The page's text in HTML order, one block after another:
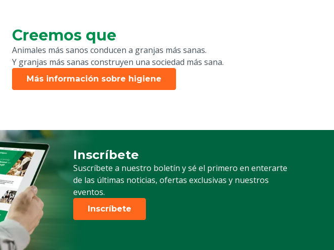
Creemos que
Animales más sanos conducen a granjas más sanas.
Y granjas más sanas construyen una sociedad más sana.
Más información sobre higiene
Inscríbete
Suscríbete a nuestro boletín y sé el primero en enterarte
de las últimas noticias, ofertas exclusivas y nuestros
eventos.
Suscripción a nuestro boletín
Inscríbete